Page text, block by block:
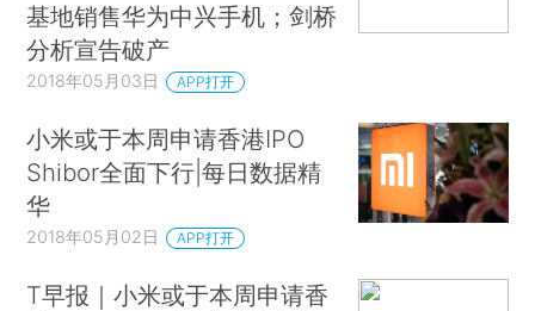
基地销售华为中兴手机；剑桥
分析宣告破产
2018年05月03日 APP打开
小米或于本周申请香港IPO
Shibor全面下行|每日数据精
华
2018年05月02日 APP打开
T早报｜小米或于本周申请香